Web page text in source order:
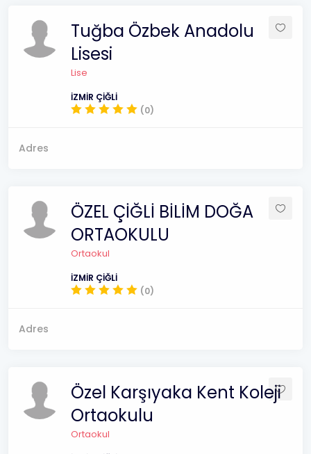
Tuğba Özbek Anadolu
Lisesi
Lise
İZMİR ÇİĞLİ
(0)
Adres
ÖZEL ÇİĞLİ BİLİM DOĞA
ORTAOKULU
Ortaokul
İZMİR ÇİĞLİ
(0)
Adres
Özel Karşıyaka Kent Koleji
Ortaokulu
Ortaokul